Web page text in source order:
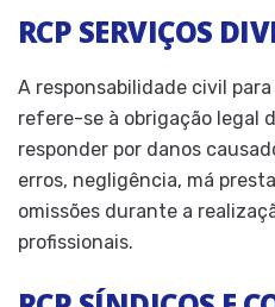
RCP SERVIÇOS
A responsabilidade civil
refere-se à obrigação legal
responder por danos
erros, negligência, má
omissões durante a
profissionais.